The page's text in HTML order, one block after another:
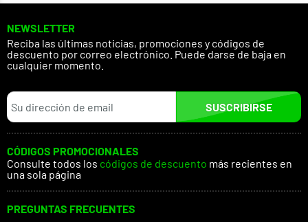
NEWSLETTER
Reciba las últimas noticias, promociones y códigos de
descuento por correo electrónico. Puede darse de baja en
cualquier momento.
SUSCRIBIRSE
CÓDIGOS PROMOCIONALES
Consulte todos los códigos de descuento más recientes en
una sola página
PREGUNTAS FRECUENTES